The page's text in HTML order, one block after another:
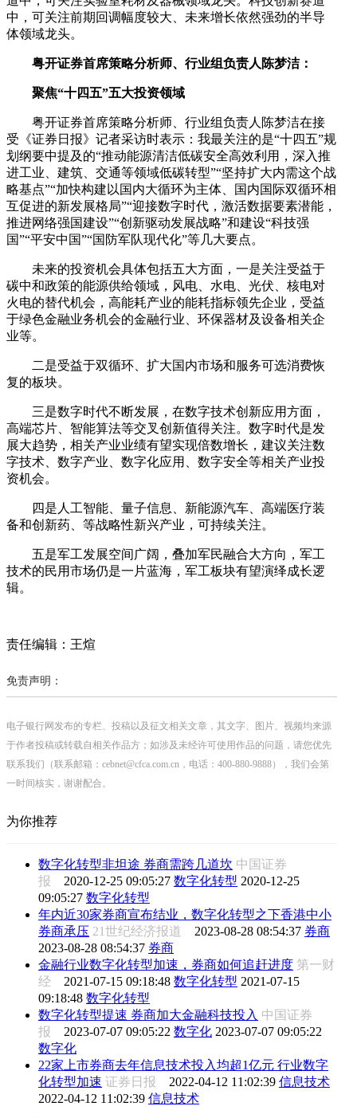
中，可关注前期回调幅度较大、未来增长依然强劲的半导
体领域龙头。
粤开证券首席策略分析师、行业组负责人陈梦洁：
聚焦“十四五”五大投资领域
粤开证券首席策略分析师、行业组负责人陈梦洁在接
受《证券日报》记者采访时表示：我最关注的是“十四五”规
划纲要中提及的“推动能源清洁低碳安全高效利用，深入推
进工业、建筑、交通等领域低碳转型”“坚持扩大内需这个战
略基点”“加快构建以国内大循环为主体、国内国际双循环相
互促进的新发展格局”“迎接数字时代，激活数据要素潜能，
推进网络强国建设”“创新驱动发展战略”和建设“科技强
国”“平安中国”“国防军队现代化”等几大要点。
未来的投资机会具体包括五大方面，一是关注受益于
碳中和政策的能源供给领域，风电、水电、光伏、核电对
火电的替代机会，高能耗产业的能耗指标领先企业，受益
于绿色金融业务机会的金融行业、环保器材及设备相关企
业等。
二是受益于双循环、扩大国内市场和服务可选消费恢
复的板块。
三是数字时代不断发展，在数字技术创新应用方面，
高端芯片、智能算法等交叉创新值得关注。数字时代是发
展大趋势，相关产业业绩有望实现倍数增长，建议关注数
字技术、数字产业、数字化应用、数字安全等相关产业投
资机会。
四是人工智能、量子信息、新能源汽车、高端医疗装
备和创新药、等战略性新兴产业，可持续关注。
五是军工发展空间广阔，叠加军民融合大方向，军工
技术的民用市场仍是一片蓝海，军工板块有望演绎成长逻
辑。
责任编辑：王煊
免责声明：
电子银行网发布的专栏、投稿以及征文相关文章，其文字、图片、视频均来源
于作者投稿或转载自相关作品方；如涉及未经许可使用作品的问题，请您优先
联系我们（联系邮箱：cebnet@cfca.com.cn，电话：400-880-9888），我们会第
一时间核实，谢谢配合。
为你推荐
数字化转型非坦途 券商需跨几道坎 中国证券
报 2020-12-25 09:05:27 数字化转型 2020-12-25
09:05:27 数字化转型
年内近30家券商宣布结业，数字化转型之下香港中小
券商承压 21世纪经济报道 2023-08-28 08:54:37 券商
2023-08-28 08:54:37 券商
金融行业数字化转型加速，券商如何追赶进度 第一财
经 2021-07-15 09:18:48 数字化转型 2021-07-15
09:18:48 数字化转型
数字化转型提速 券商加大金融科技投入 中国证券
报 2023-07-07 09:05:22 数字化 2023-07-07 09:05:22
数字化
22家上市券商去年信息技术投入均超1亿元 行业数字
化转型加速 证券日报 2022-04-12 11:02:39 信息技术
2022-04-12 11:02:39 信息技术